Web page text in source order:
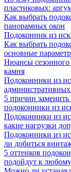
пластиковых:
Как выбрать
панорамных окон
Подоконник из
Как выбрать
основные
Нюансы сезонного
камня
Подоконники из
5 причин
подоконники из
Подоконники из
какие нагрузки
Подоконники из
ли добиться
5 оттенков
подойдут к